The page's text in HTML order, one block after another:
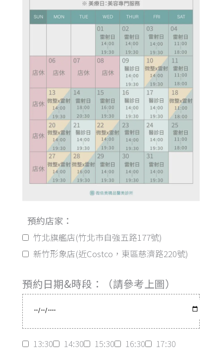
預約店家：
竹北旗艦店(竹北市自強五路177號)
新竹形象店(近Costco，東區慈濟路220號)
預約日期&時段：（請參考上圖）
13:30 14:30 15:30 16:30
17:30